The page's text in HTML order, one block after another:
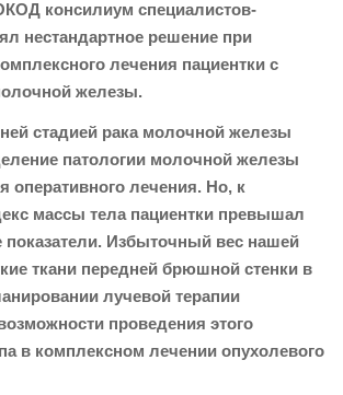
консилиум специалистов-
нестандартное решение при
лечения пациентки с
железы.
стадией рака молочной железы
патологии молочной железы
лечения. Но, к
массы тела пациентки превышал
показатели. Избыточный вес нашей
ткани передней брюшной стенки в
лучевой терапии
проведения этого
в комплексном лечении опухолевого